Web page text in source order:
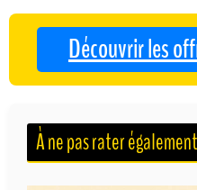
Découvrir les
À ne pas rater également